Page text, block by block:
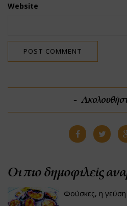
Website
Οι πιο δημοφιλείς
Φούσκες, η